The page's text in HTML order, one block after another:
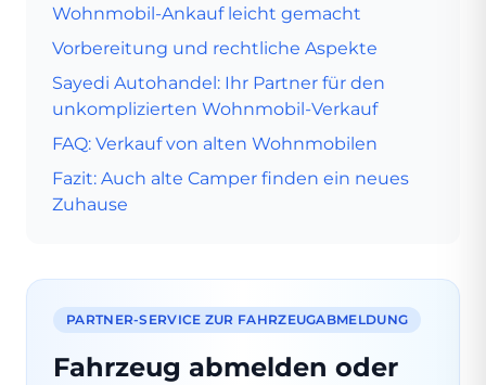
Wohnmobil-Ankauf leicht gemacht
Vorbereitung und rechtliche Aspekte
Sayedi Autohandel: Ihr Partner für den
unkomplizierten Wohnmobil-Verkauf
FAQ: Verkauf von alten Wohnmobilen
Fazit: Auch alte Camper finden ein neues
Zuhause
PARTNER-SERVICE ZUR FAHRZEUGABMELDUNG
Fahrzeug abmelden oder